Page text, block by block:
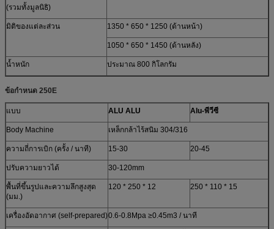
(รวมทั้งมูลนิธิ)
มิติของแต่ละส่วน 1350 * 650 * 1250 (ด้านหน้า)
1050 * 650 * 1450 (ด้านหลัง)
น้ำหนัก ประมาณ 800 กิโลกรัม
ข้อกำหนด 250E
แบบ ALU ALU Alu-พีวีซี
Body Machine เหล็กกล้าไร้สนิม 304/316
ความถี่การเบิก (ครั้ง / นาที) 15-30 20-45
ปรับความยาวได้ 30-120mm
พื้นที่ขึ้นรูปและความลึกสูงสุด
(มม.)
120 * 250 * 12 250 * 110 * 15
เครื่องอัดอากาศ (self-prepared)0.6-0.8Mpa ≥0.45m3 / นาที